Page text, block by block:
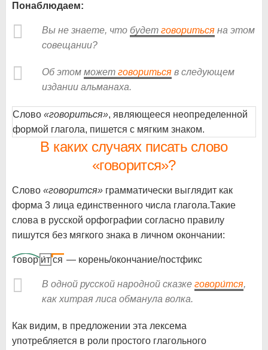
Понаблюдаем:
Вы не знаете, что будет говориться на этом
совещании?
Об этом может говориться в следующем
издании альманаха.
Слово «говориться», являющееся неопределенной
формой глагола, пишется с мягким знаком.
В каких случаях писать слово
«говорится»?
Слово «говорится» грамматически выглядит как
форма 3 лица единственного числа глагола.Такие
слова в русской орфографии согласно правилу
пишутся без мягкого знака в личном окончании:
говор и́т ся — корень/окончание/постфикс
В одной русской народной сказке говори́тся,
как хитрая лиса обманула волка.
Как видим, в предложении эта лексема
употребляется в роли простого глагольного